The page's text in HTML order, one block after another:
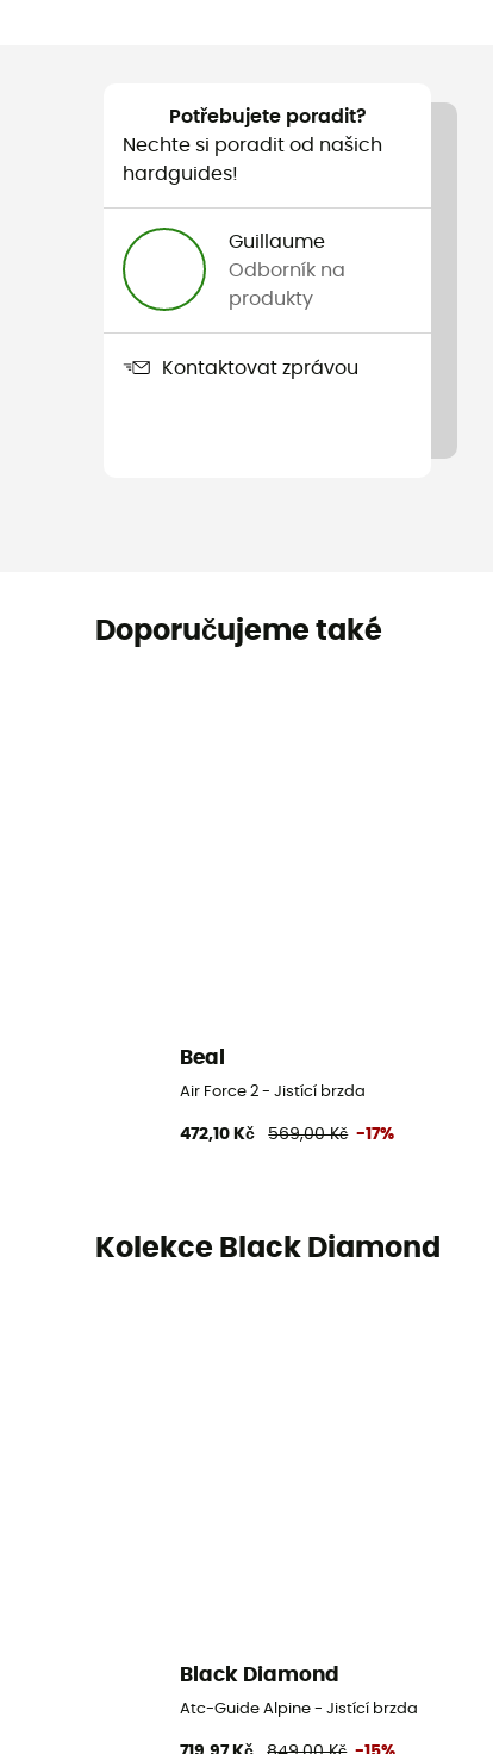
Potřebujete poradit?
Nechte si poradit od našich
hardguides!
Guillaume
Odborník na
produkty
Kontaktovat zprávou
Doporučujeme také
Beal
Air Force 2 - Jistící brzda
472,10 Kč 569,00 Kč -17%
Kolekce Black Diamond
Black Diamond
Atc-Guide Alpine - Jistící brzda